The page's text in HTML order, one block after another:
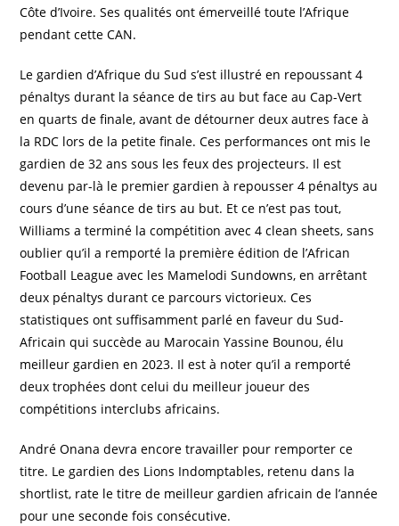
Côte d’Ivoire. Ses qualités ont émerveillé toute l’Afrique
pendant cette CAN.
Le gardien d’Afrique du Sud s’est illustré en repoussant 4
pénaltys durant la séance de tirs au but face au Cap-Vert
en quarts de finale, avant de détourner deux autres face à
la RDC lors de la petite finale. Ces performances ont mis le
gardien de 32 ans sous les feux des projecteurs. Il est
devenu par-là le premier gardien à repousser 4 pénaltys au
cours d’une séance de tirs au but. Et ce n’est pas tout,
Williams a terminé la compétition avec 4 clean sheets, sans
oublier qu’il a remporté la première édition de l’African
Football League avec les Mamelodi Sundowns, en arrêtant
deux pénaltys durant ce parcours victorieux. Ces
statistiques ont suffisamment parlé en faveur du Sud-
Africain qui succède au Marocain Yassine Bounou, élu
meilleur gardien en 2023. Il est à noter qu’il a remporté
deux trophées dont celui du meilleur joueur des
compétitions interclubs africains.
André Onana devra encore travailler pour remporter ce
titre. Le gardien des Lions Indomptables, retenu dans la
shortlist, rate le titre de meilleur gardien africain de l’année
pour une seconde fois consécutive.